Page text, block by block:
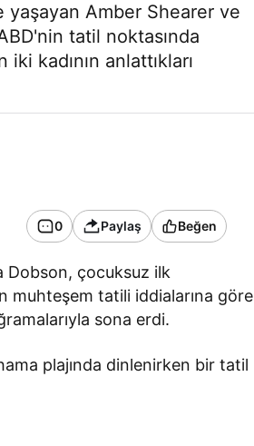
Amber Shearer ve
tatil noktasında
kadının anlattıkları
0 Paylaş Beğen
Dobson, çocuksuz ilk
muhteşem tatili iddialarına göre
sona erdi.
plajında ​​dinlenirken bir tatil